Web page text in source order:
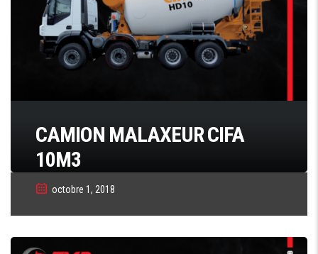
CAMION MALAXEUR CIFA
10M3
octobre 1, 2018